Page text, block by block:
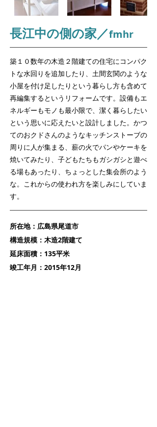
長江中の側の家／fmhr
築１０数年の木造２階建ての住宅にコンパク
トな水回りを追加したり、土間玄関のような
小屋を付け足したりという暮らし方も含めて
再編集するというリフォームです。設備もエ
ネルギーもモノも最小限で、潔く暮らしたい
という思いに応えたいと設計しました。かつ
てのおクドさんのようなキッチンストーブの
周りに人が集まる、薪の火でパンやケーキを
焼いてみたり、子どもたちもガシガシと遊べ
る場もあったり、ちょっとした集会所のよう
な。これからの使われ方を楽しみにしていま
す。
所在地：広島県尾道市
構造規模：木造2階建て
延床面積：135平米
竣工年月：2015年12月